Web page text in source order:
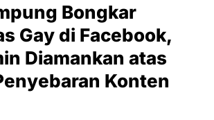
Bongkar
Gay di Facebook,
Diamankan atas
Konten